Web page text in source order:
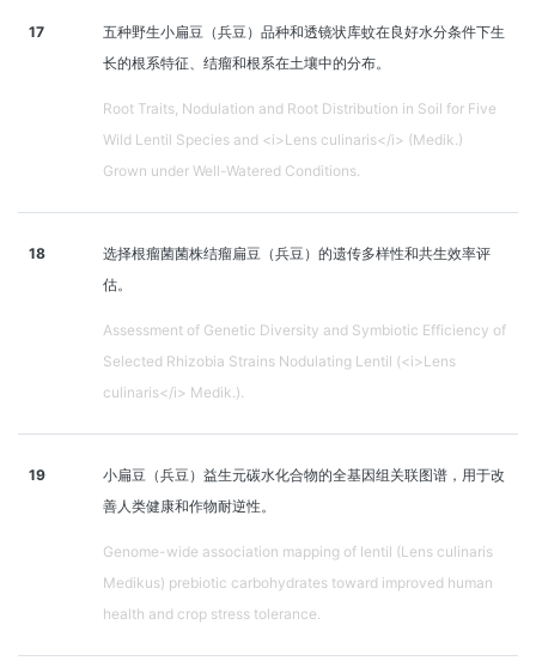
17
五种野生小扁豆（兵豆）品种和透镜状库蚊在良好水分条件下生
长的根系特征、结瘤和根系在土壤中的分布。
Root Traits, Nodulation and Root Distribution in Soil for Five
Wild Lentil Species and <i>Lens culinaris</i> (Medik.)
Grown under Well-Watered Conditions.
18
选择根瘤菌菌株结瘤扁豆（兵豆）的遗传多样性和共生效率评
估。
Assessment of Genetic Diversity and Symbiotic Efficiency of
Selected Rhizobia Strains Nodulating Lentil (<i>Lens
culinaris</i> Medik.).
19
小扁豆（兵豆）益生元碳水化合物的全基因组关联图谱，用于改
善人类健康和作物耐逆性。
Genome-wide association mapping of lentil (Lens culinaris
Medikus) prebiotic carbohydrates toward improved human
health and crop stress tolerance.